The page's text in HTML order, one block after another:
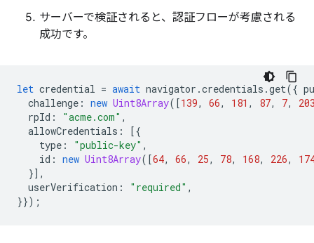
サーバーで検証されると、認証フローが考慮される
成功です。
let credential = await navigator .credentials .get({
challenge : new Uint8Array([139, 66, 181 , 87, 7,
rpId : "acme.com" ,
allowCredentials :
[{
type : "public-key" ,
id : new Uint8Array([64, 66, 25, 78, 168, 226,
}],
userVerification : "required" ,
}});